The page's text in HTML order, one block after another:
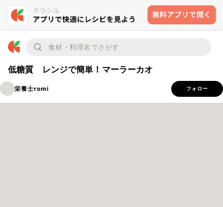
低糖質 レンジで簡単！マーラーカオ
栄養士romi フォロー